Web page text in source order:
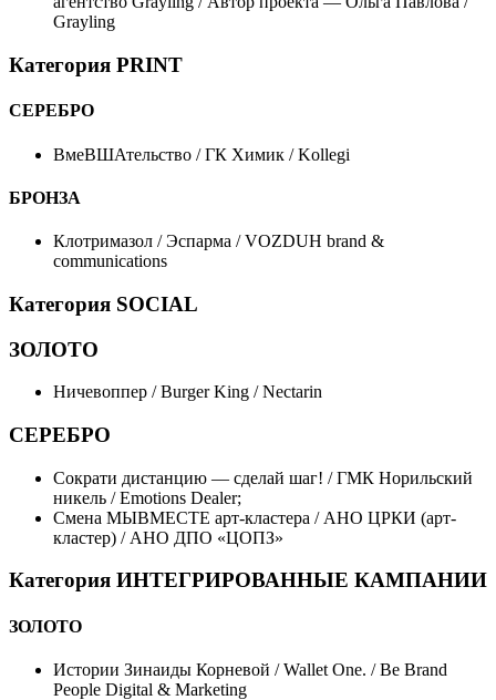
Grayling
Категория PRINT
СЕРЕБРО
ВмеВШАтельство / ГК Химик / Kollegi
БРОНЗА
Клотримазол / Эспарма / VOZDUH brand &
communications
Категория SOCIAL
ЗОЛОТО
Ничевоппер / Burger King / Nectarin
СЕРЕБРО
Сократи дистанцию — сделай шаг! / ГМК Норильский
никель / Emotions Dealer;
Смена МЫВМЕСТЕ арт-кластера / АНО ЦРКИ (арт-
кластер) / АНО ДПО «ЦОПЗ»
Категория ИНТЕГРИРОВАННЫЕ КАМПАНИИ
ЗОЛОТО
Истории Зинаиды Корневой / Wallet One. / Be Brand
People Digital & Marketing